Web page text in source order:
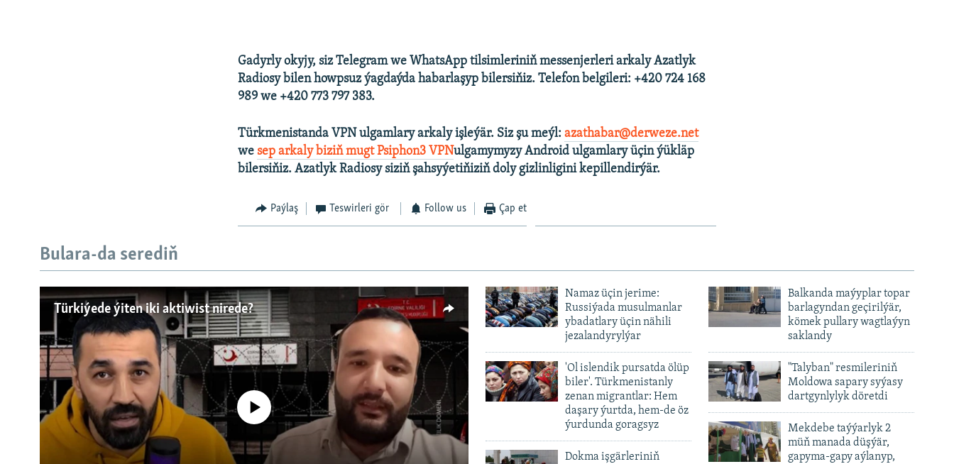
Gadyrly okyjy, siz Telegram we WhatsApp tilsimleriniň messenjerleri arkaly Azatlyk
Radiosy bilen howpsuz ýagdaýda habarlaşyp bilersiňiz. Telefon belgileri: +420 724 168
989 we +420 773 797 383.
Türkmenistanda VPN ulgamlary arkaly işleýär. Siz şu meýl:azathabar@derweze.net
wesep arkaly biziň mugt Psiphon3 VPNulgamymyzy Android ulgamlary üçin ýükläp
bilersiňiz. Azatlyk Radiosy siziň şahsyýetiňiziň doly gizlinligini kepillendirýär.
Paýlaş Teswirleri gör Follow us Çap et
Bulara-da serediň
Türkiýede ýiten iki aktiwist nirede?
No media source currently available
Namaz üçin jerime:
Russiýada musulmanlar
ybadatlary üçin nähili
jezalandyrylýar
'Ol islendik pursatda ölüp
biler'. Türkmenistanly
zenan migrantlar: Hem
daşary ýurtda, hem-de öz
ýurdunda goragsyz
Dokma işgärleriniň
Balkanda maýyplar topar
barlagyndan geçirilýär,
kömek pullary wagtlaýyn
saklandy
"Talyban" resmileriniň
Moldowa sapary syýasy
dartgynlylyk döretdi
Mekdebe taýýarlyk 2
müň manada düşýär,
gapyma-gapy aýlanyp,